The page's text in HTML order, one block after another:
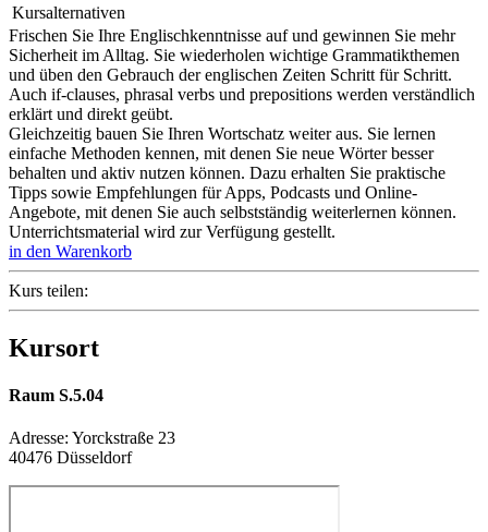
Kursalternativen
Frischen Sie Ihre Englischkenntnisse auf und gewinnen Sie mehr
Sicherheit im Alltag. Sie wiederholen wichtige Grammatikthemen
und üben den Gebrauch der englischen Zeiten Schritt für Schritt.
Auch if-clauses, phrasal verbs und prepositions werden verständlich
erklärt und direkt geübt.
Gleichzeitig bauen Sie Ihren Wortschatz weiter aus. Sie lernen
einfache Methoden kennen, mit denen Sie neue Wörter besser
behalten und aktiv nutzen können. Dazu erhalten Sie praktische
Tipps sowie Empfehlungen für Apps, Podcasts und Online-
Angebote, mit denen Sie auch selbstständig weiterlernen können.
Unterrichtsmaterial wird zur Verfügung gestellt.
in den Warenkorb
Kurs teilen:
Kursort
Raum S.5.04
Adresse: Yorckstraße 23
40476 Düsseldorf